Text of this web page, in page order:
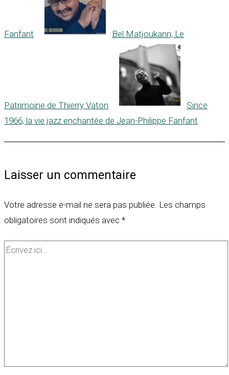
Fanfant Bel Matjoukann, Le
Patrimoine de Thierry Vaton
Since
1966, la vie jazz enchantée de Jean-Philippe Fanfant
Laisser un commentaire
Votre adresse e-mail ne sera pas publiée. Les champs
obligatoires sont indiqués avec *
Écrivez